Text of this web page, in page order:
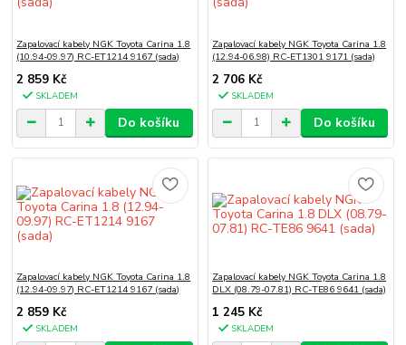
Zapalovací kabely NGK Toyota Carina 1.8
(10.94-09.97) RC-ET1214 9167 (sada)
2 859 Kč
SKLADEM
Do košíku
Zapalovací kabely NGK Toyota Carina 1.8
(12.94-06.98) RC-ET1301 9171 (sada)
2 706 Kč
SKLADEM
Do košíku
Zapalovací kabely NGK Toyota Carina 1.8
(12.94-09.97) RC-ET1214 9167 (sada)
2 859 Kč
SKLADEM
Zapalovací kabely NGK Toyota Carina 1.8
DLX (08.79-07.81) RC-TE86 9641 (sada)
1 245 Kč
SKLADEM